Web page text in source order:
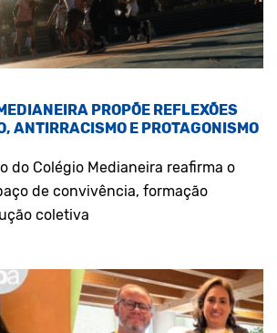
PROPÕE REFLEXÕES
ANTIRRACISMO E PROTAGONISMO
do Colégio Medianeira reafirma o
de convivência, formação
coletiva